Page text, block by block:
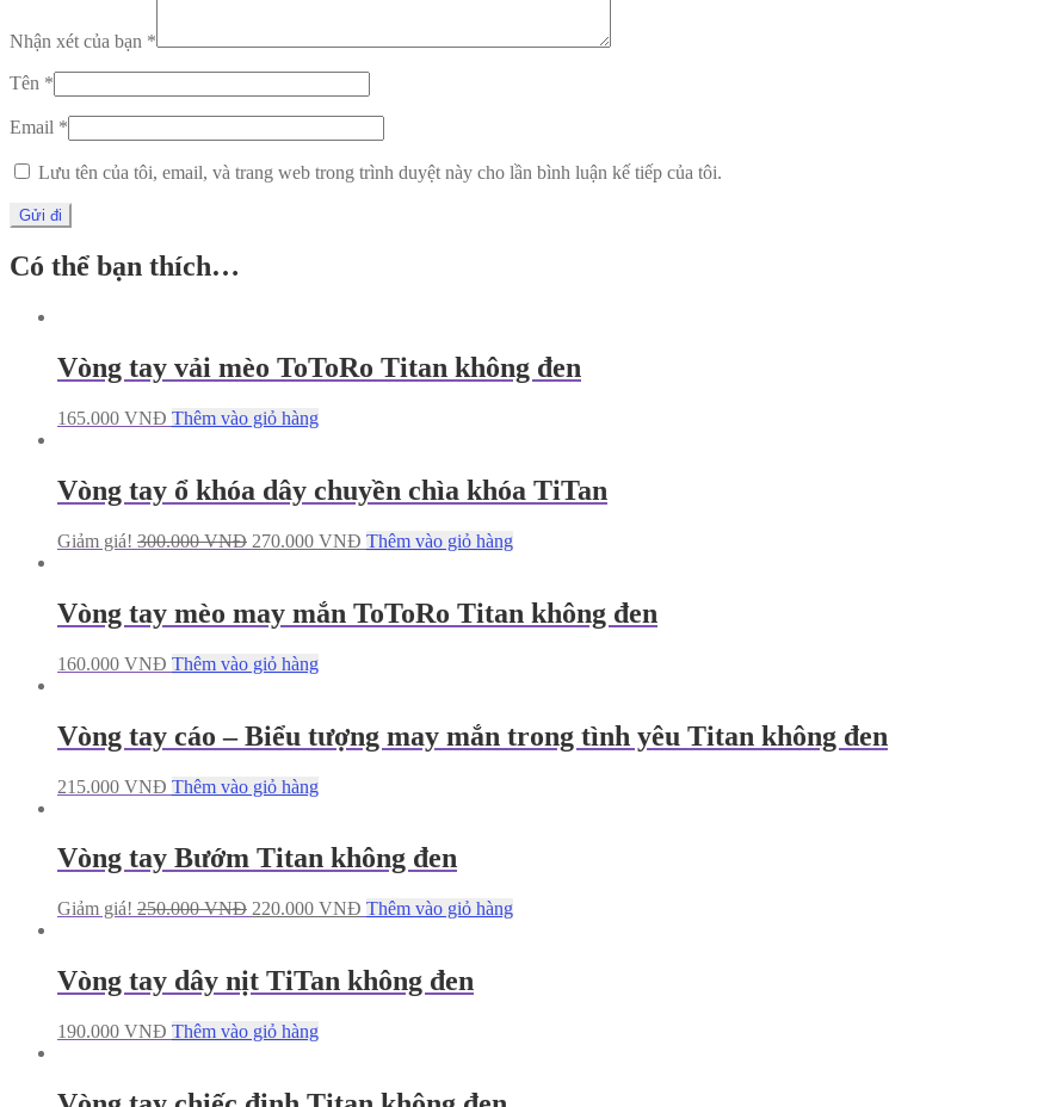
Nhận xét của bạn *
Tên *
Email *
Lưu tên của tôi, email, và trang web trong trình duyệt này cho lần bình luận kế tiếp của tôi.
Có thể bạn thích…
Vòng tay vải mèo ToToRo Titan không đen
165.000 VNĐ Thêm vào giỏ hàng
Vòng tay ổ khóa dây chuyền chìa khóa TiTan
Giảm giá! 300.000VNĐ 270.000 VNĐ Thêm vào giỏ hàng
Vòng tay mèo may mắn ToToRo Titan không đen
160.000 VNĐ Thêm vào giỏ hàng
Vòng tay cáo – Biểu tượng may mắn trong tình yêu Titan không đen
215.000 VNĐ Thêm vào giỏ hàng
Vòng tay Bướm Titan không đen
Giảm giá! 250.000VNĐ 220.000 VNĐ Thêm vào giỏ hàng
Vòng tay dây nịt TiTan không đen
190.000 VNĐ Thêm vào giỏ hàng